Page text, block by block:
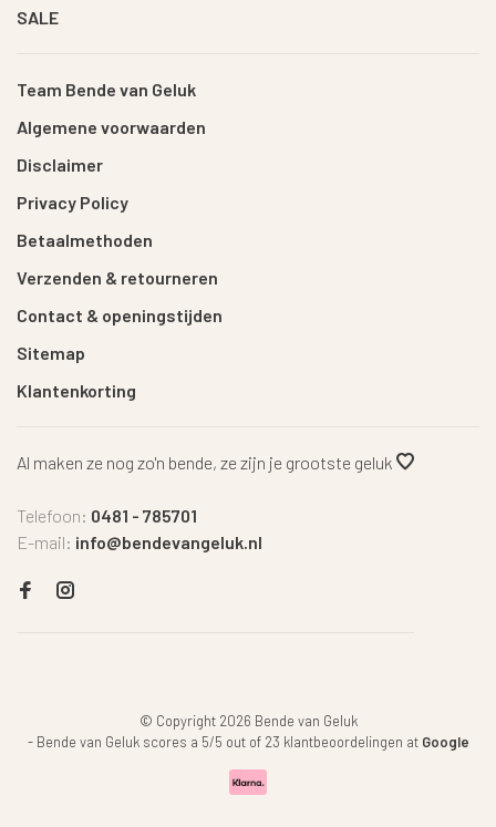
SALE
Team Bende van Geluk
Algemene voorwaarden
Disclaimer
Privacy Policy
Betaalmethoden
Verzenden & retourneren
Contact & openingstijden
Sitemap
Klantenkorting
Al maken ze nog zo'n bende, ze zijn je grootste geluk
Telefoon: 0481 - 785701
E-mail: info@bendevangeluk.nl
© Copyright 2026 Bende van Geluk
- Bende van Geluk scores a 5/5 out of 23 klantbeoordelingen at Google